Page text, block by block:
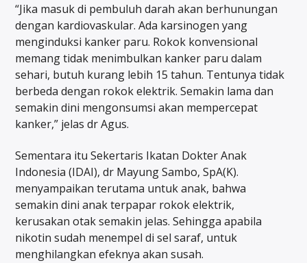
“Jika masuk di pembuluh darah akan berhunungan
dengan kardiovaskular. Ada karsinogen yang
menginduksi kanker paru. Rokok konvensional
memang tidak menimbulkan kanker paru dalam
sehari, butuh kurang lebih 15 tahun. Tentunya tidak
berbeda dengan rokok elektrik. Semakin lama dan
semakin dini mengonsumsi akan mempercepat
kanker,” jelas dr Agus.
Sementara itu Sekertaris Ikatan Dokter Anak
Indonesia (IDAI), dr Mayung Sambo, SpA(K).
menyampaikan terutama untuk anak, bahwa
semakin dini anak terpapar rokok elektrik,
kerusakan otak semakin jelas. Sehingga apabila
nikotin sudah menempel di sel saraf, untuk
menghilangkan efeknya akan susah.